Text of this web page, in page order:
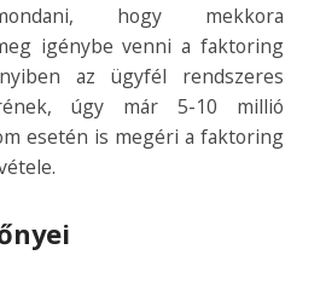
hogy mekkora
igénybe venni a faktoring
az ügyfél rendszeres
úgy már 5-10 millió
esetén is megéri a faktoring